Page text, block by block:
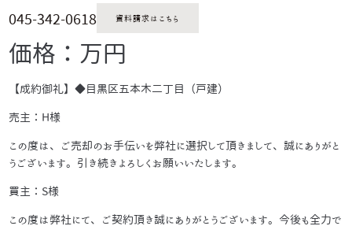
045-342-0618 資料請求はこちら
価格：万円
【成約御礼】◆目黒区五本木二丁目（戸建）
売主：H様
この度は、ご売却のお手伝いを弊社に選択して頂きまして、誠にありがと
うございます。引き続きよろしくお願いいたします。
買主：S様
この度は弊社にて、ご契約頂き誠にありがとうございます。今後も全力で